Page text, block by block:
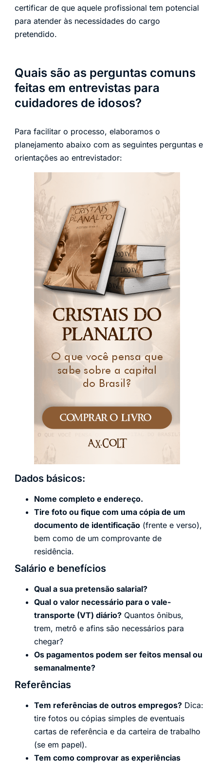
certificar de que aquele profissional tem potencial
para atender às necessidades do cargo
pretendido.
Quais são as perguntas comuns
feitas em entrevistas para
cuidadores de idosos?
Para facilitar o processo, elaboramos o
planejamento abaixo com as seguintes perguntas e
orientações ao entrevistador:
Dados básicos:
Nome completo e endereço.
Tire foto ou fique com uma cópia de um
documento de identificação (frente e verso),
bem como de um comprovante de
residência.
Salário e benefícios
Qual a sua pretensão salarial?
Qual o valor necessário para o vale-
transporte (VT) diário? Quantos ônibus,
trem, metrô e afins são necessários para
chegar?
Os pagamentos podem ser feitos mensal ou
semanalmente?
Referências
Tem referências de outros empregos? Dica:
tire fotos ou cópias simples de eventuais
cartas de referência e da carteira de trabalho
(se em papel).
Tem como comprovar as experiências